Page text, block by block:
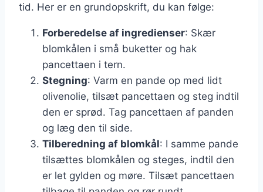
tid. Her er en grundopskrift, du kan følge:
Forberedelse af ingredienser: Skær
blomkålen i små buketter og hak
pancettaen i tern.
Stegning: Varm en pande op med lidt
olivenolie, tilsæt pancettaen og steg indtil
den er sprød. Tag pancettaen af panden
og læg den til side.
Tilberedning af blomkål: I samme pande
tilsættes blomkålen og steges, indtil den
er let gylden og møre. Tilsæt pancettaen